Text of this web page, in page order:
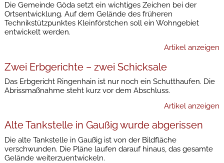
Die Gemeinde Göda setzt ein wichtiges Zeichen bei der
Ortsentwicklung. Auf dem Gelände des früheren
Technikstützpunktes Kleinförstchen soll ein Wohngebiet
entwickelt werden.
Artikel anzeigen
Zwei Erbgerichte – zwei Schicksale
Das Erbgericht Ringenhain ist nur noch ein Schutthaufen. Die
Abrissmaßnahme steht kurz vor dem Abschluss.
Artikel anzeigen
Alte Tankstelle in Gaußig wurde abgerissen
Die alte Tankstelle in Gaußig ist von der Bildfläche
verschwunden. Die Pläne laufen darauf hinaus, das gesamte
Gelände weiterzuentwickeln.